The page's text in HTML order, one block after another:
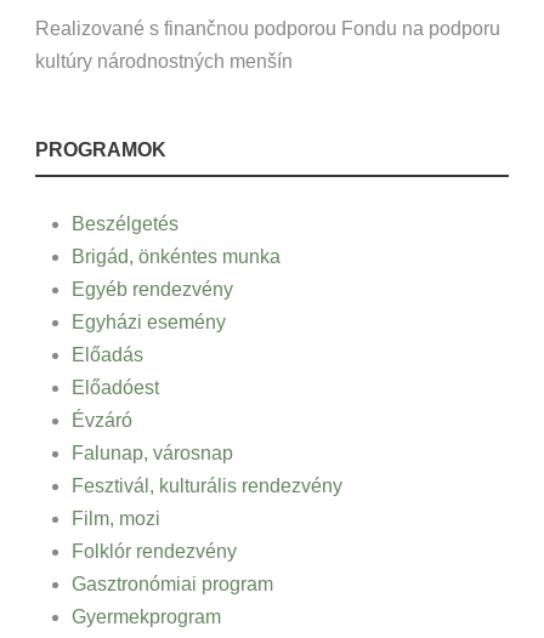
Realizované s finančnou podporou Fondu na podporu
kultúry národnostných menšín
PROGRAMOK
Beszélgetés
Brigád, önkéntes munka
Egyéb rendezvény
Egyházi esemény
Előadás
Előadóest
Évzáró
Falunap, városnap
Fesztivál, kulturális rendezvény
Film, mozi
Folklór rendezvény
Gasztronómiai program
Gyermekprogram